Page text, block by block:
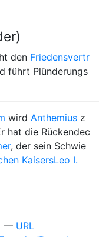
den Friedensvertr
führt Plünderungs
wird Anthemius z
hat die Rückendec
, der sein Schwie
KaisersLeo I.
— URL